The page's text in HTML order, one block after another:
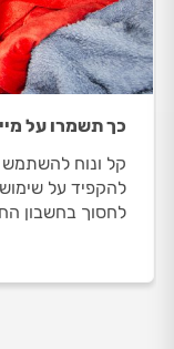
כך תשמרו על
קל ונוח
להקפיד על
לחסוך בחשבון
מהן התקלות
שמזמינים טכנאי